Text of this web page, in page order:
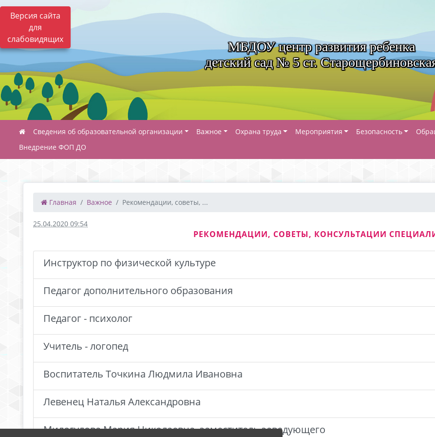
Версия сайта
для
слабовидящих
МБДОУ центр развития ребенка
детский сад № 5 ст.
Сведения об образовательной организации Важное Охрана труда Мероприятия Безопасность
Внедрение ФОП ДО
Главная Важное Рекомендации, советы, ...
25.04.2020 09:54
РЕКОМЕНДАЦИИ, СОВЕТЫ, КОНСУЛЬТАЦИИ
Инструктор по физической культуре
Педагог дополнительного образования
Педагог - психолог
Учитель - логопед
Воспитатель Точкина Людмила Ивановна
Левенец Наталья Александровна
Милогулова Мария Николаевна, заместитель заведующего